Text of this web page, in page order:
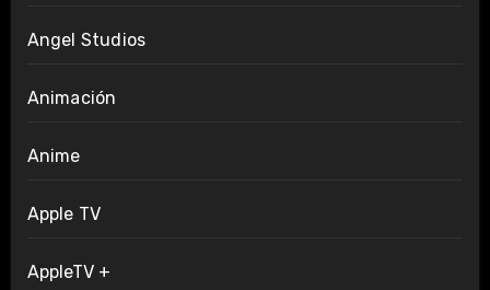
Angel Studios
Animación
Anime
Apple TV
AppleTV +